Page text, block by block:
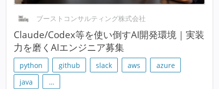
ブーストコンサルティング株式会社
Claude/Codex等を使い倒すAI開発環境｜実装
力を磨くAIエンジニア募集
python github slack aws
azure
java
…